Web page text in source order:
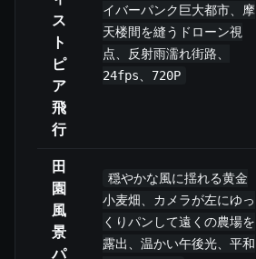
ス
ト
ピ
ア
飛
行
イバーパンク巨大都市、摩
天楼間を縫うドローン視
点、反射雨濡れ街路、
24fps、720P
田
園
風
景
パ
穏やかな風に揺れる黄金
小麦畑、カメラが左にゆっ
くりパンして遠くの農場を
露出、温かい午後光、平和